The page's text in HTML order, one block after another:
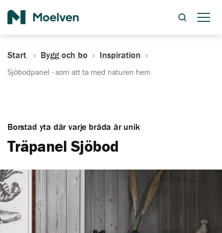
Start Bygg och bo Inspiration
Sjöbodpanel - som att ta med naturen hem
Borstad yta där varje bräda är unik
Träpanel Sjöbod